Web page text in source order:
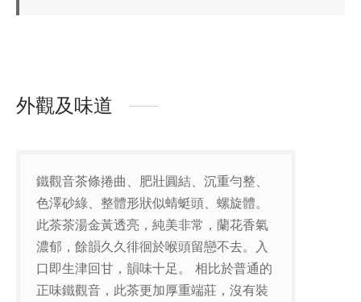
外觀及味道
鐵觀音茶條捲曲、肥壯圓結、沉重勻整、
色澤砂綠、整體形狀似蜻蜓頭、螺旋體。
此茶茶湯金黃透亮，純美非常，蘭花香氣
濃郁，餘韻久久徘徊於喉頭留戀不去。入
口即生津回甘，韻味十足。 相比於普通的
正味鐵觀音，此茶更加厚重端莊，沒有裝